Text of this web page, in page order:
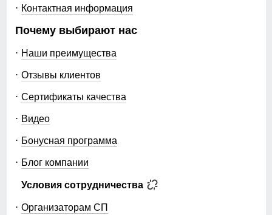
Контактная информация
Почему выбирают нас
Наши преимущества
Отзывы клиентов
Сертификаты качества
Видео
Бонусная программа
Блог компании
Условия сотрудничества
Организаторам СП